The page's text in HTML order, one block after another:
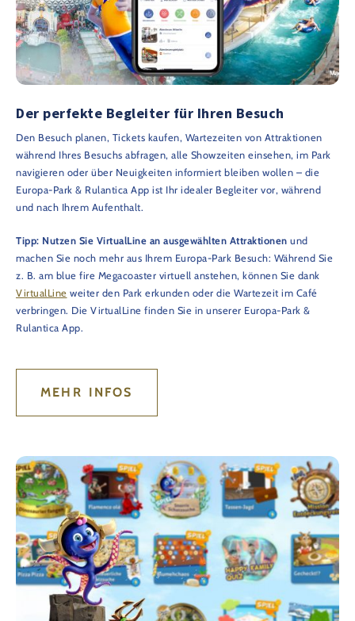
Der perfekte Begleiter für Ihren Besuch
Den Besuch planen, Tickets kaufen, Wartezeiten von Attraktionen
während Ihres Besuchs abfragen, alle Showzeiten einsehen, im Park
navigieren oder über Neuigkeiten informiert bleiben wollen – die
Europa-Park & Rulantica App ist Ihr idealer Begleiter vor, während
und nach Ihrem Aufenthalt.
Tipp: Nutzen Sie VirtualLine an ausgewählten Attraktionen und
machen Sie noch mehr aus Ihrem Europa-Park Besuch: Während Sie
z. B. am blue fire Megacoaster virtuell anstehen, können Sie dank
VirtualLine weiter den Park erkunden oder die Wartezeit im Café
verbringen. Die VirtualLine finden Sie in unserer Europa-Park &
Rulantica App.
MEHR INFOS